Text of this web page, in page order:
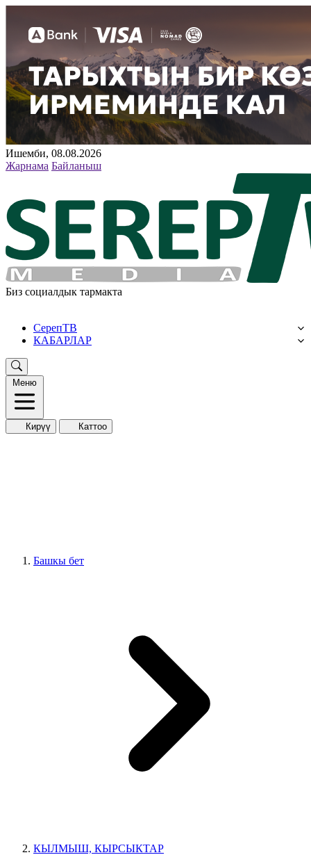
Ишемби, 08.08.2026
Жарнама Байланыш
Биз социалдык тармакта
СерепТВ
КАБАРЛАР
Меню
Кирүү Каттоо
Башкы бет
КЫЛМЫШ, КЫРСЫКТАР